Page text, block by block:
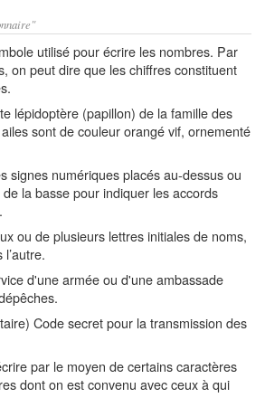
utilisé pour écrire les nombres. Par
on peut dire que les chiffres constituent
lépidoptère (papillon) de la famille des
sont de couleur orangé vif, ornementé
signes numériques placés au-dessus ou
la basse pour indiquer les accords
ou de plusieurs lettres initiales de noms,
d'une armée ou d'une ambassade
Code secret pour la transmission des
par le moyen de certains caractères
dont on est convenu avec ceux à qui